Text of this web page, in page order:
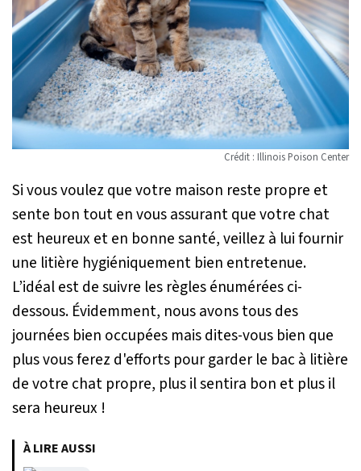
Crédit : Illinois Poison Center
Si vous voulez que votre maison reste propre et
sente bon tout en vous assurant que votre chat
est heureux et en bonne santé, veillez à lui fournir
une litière hygiéniquement bien entretenue.
L’idéal est de suivre les règles énumérées ci-
dessous. Évidemment, nous avons tous des
journées bien occupées mais dites-vous bien que
plus vous ferez d'efforts pour garder le bac à litière
de votre chat propre, plus il sentira bon et plus il
sera heureux !
À LIRE AUSSI